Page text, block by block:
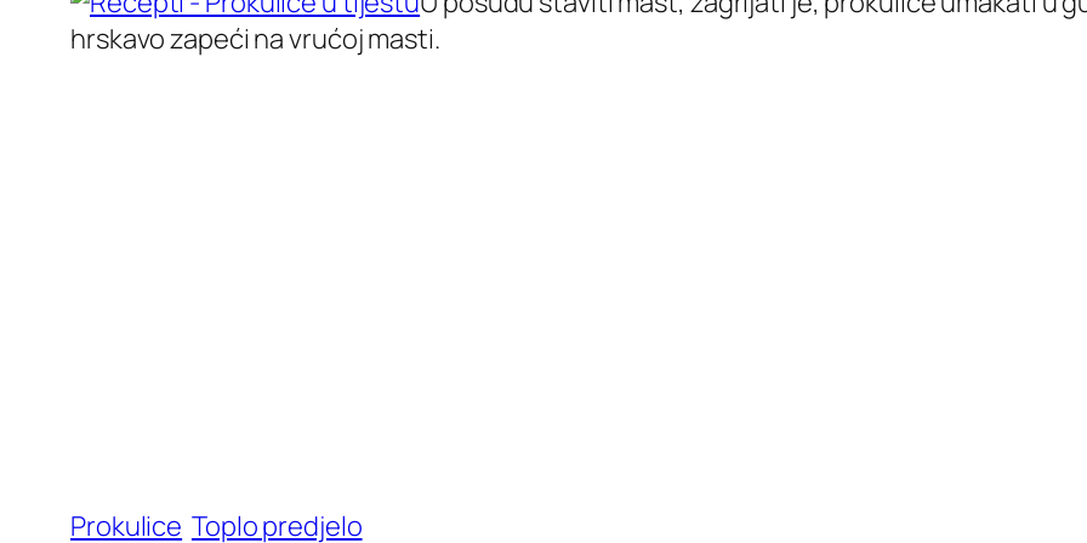
hrskavo zapeći na vrućoj masti.
Prokulice Toplo predjelo